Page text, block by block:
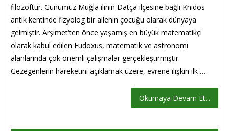
filozoftur. Günümüz Muğla ilinin Datça ilçesine bağlı Knidos
antik kentinde fizyolog bir ailenin çocuğu olarak dünyaya
gelmiştir. Arşimet‘ten önce yaşamış en büyük matematikçi
olarak kabul edilen Eudoxus, matematik ve astronomi
alanlarında çok önemli çalışmalar gerçekleştirmiştir.
Gezegenlerin hareketini açıklamak üzere, evrene ilişkin ilk …
Okumaya Devam Et...